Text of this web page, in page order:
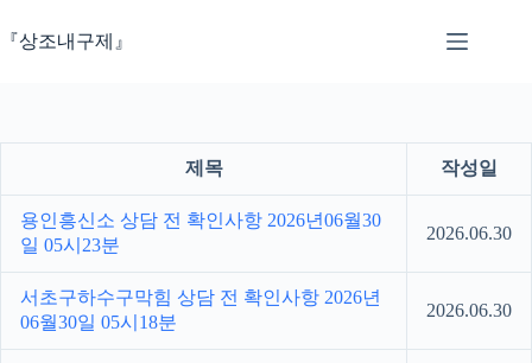
문『상조내구제』
제목 작성일
용인흥신소 상담 전 확인사항 2026년06월30
일 05시23분
2026.06.30
서초구하수구막힘 상담 전 확인사항 2026년
06월30일 05시18분
2026.06.30